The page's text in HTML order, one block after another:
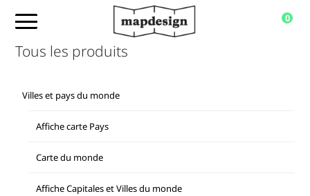
0
Tous les produits
Villes et pays du monde
Affiche carte Pays
Carte du monde
Affiche Capitales et Villes du monde